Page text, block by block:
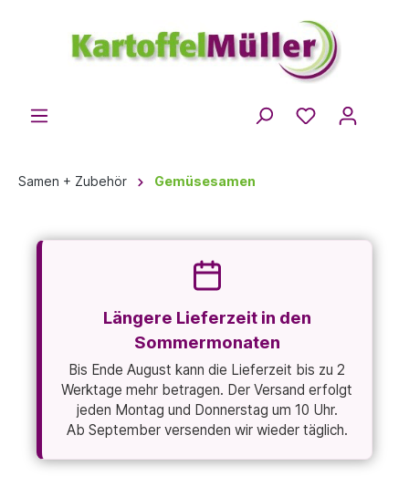
Samen + Zubehör Gemüsesamen
Längere Lieferzeit in den
Sommermonaten
Bis Ende August kann die Lieferzeit bis zu 2
Werktage mehr betragen. Der Versand erfolgt
jeden Montag und Donnerstag um 10 Uhr.
Ab September versenden wir wieder täglich.